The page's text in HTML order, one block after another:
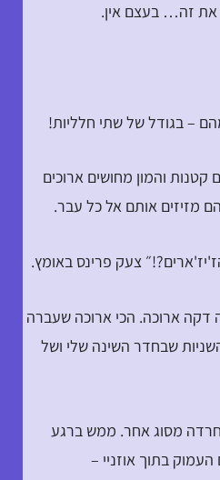
את זה… בעצם אין.
– בגודל של שתי חלליות!
קטנות והמון מחושים ארוכים
מזיזים אותם אל כל עבר.
צעק פרינס באומץ.
דקה ארוכה. הכי ארוכה שעברה
שבחדר השינה שלי ושל
מסוג אחר. ממש ברגע
בתוך אוזניי –